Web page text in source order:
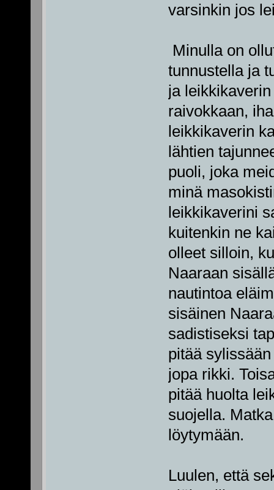
varsinkin jos
Minulla on
tunnustella ja
ja
raivokkaan,
leikkikaverin
lähtien
puoli, joka
minä
leikkikaverini
kuitenkin ne
olleet silloin,
Naaraan
nautintoa
sisäinen
sadistiseksi
pitää
jopa rikki.
pitää huolta
suojella.
löytymään.
Luulen, että